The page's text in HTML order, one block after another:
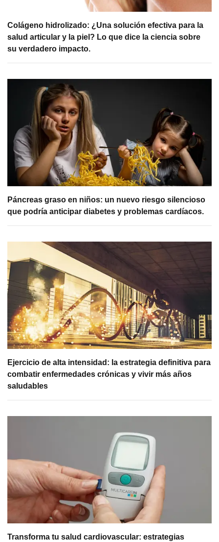
Colágeno hidrolizado: ¿Una solución efectiva para la
salud articular y la piel? Lo que dice la ciencia sobre
su verdadero impacto.
Páncreas graso en niños: un nuevo riesgo silencioso
que podría anticipar diabetes y problemas cardíacos.
Ejercicio de alta intensidad: la estrategia definitiva para
combatir enfermedades crónicas y vivir más años
saludables
Transforma tu salud cardiovascular: estrategias